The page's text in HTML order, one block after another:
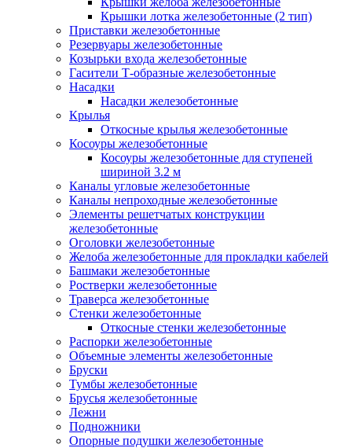
Крышки лотка железобетонные (2 тип)
Приставки железобетонные
Резервуары железобетонные
Козырьки входа железобетонные
Гасители Т-образные железобетонные
Насадки
Насадки железобетонные
Крылья
Откосные крылья железобетонные
Косоуры железобетонные
Косоуры железобетонные для ступеней
шириной 3.2 м
Каналы угловые железобетонные
Каналы непроходные железобетонные
Элементы решетчатых конструкции
железобетонные
Оголовки железобетонные
Желоба железобетонные для прокладки кабелей
Башмаки железобетонные
Ростверки железобетонные
Траверса железобетонные
Стенки железобетонные
Откосные стенки железобетонные
Распорки железобетонные
Объемные элементы железобетонные
Бруски
Тумбы железобетонные
Брусья железобетонные
Лежни
Подножники
Опорные подушки железобетонные